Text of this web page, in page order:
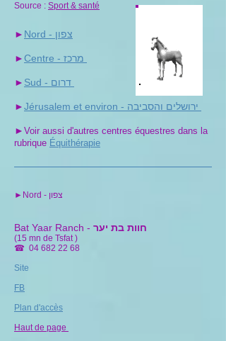
Source : Sport & santé
► Nord - צפון
►
►
►
► Voir aussi d'autres centres équestres dans la
rubrique Équithérapie
Bat Yaar Ranch - חוות בת יער
(15 mn de Tsfat )
☎ 04 682 22 68
Site
FB
Plan d'accès
Haut de page